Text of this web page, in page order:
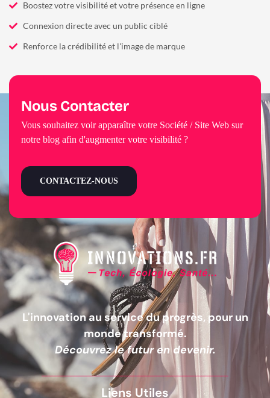
Boostez votre visibilité et votre présence en ligne
Connexion directe avec un public ciblé
Renforce la crédibilité et l'image de marque
L'innovation au service du progrès, pour un
monde transformé.
Découvrez le futur en devenir.
Liens Utiles
Nous Contacter
Vous souhaitez voir apparaître votre Société / Site Web sur
notre blog afin d'augmenter votre visibilité ?
CONTACTEZ-NOUS